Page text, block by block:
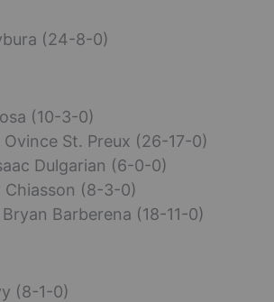
(24-8-0)
(10-3-0)
St. Preux (26-17-0)
Dulgarian (6-0-0)
Chiasson (8-3-0)
Barberena (18-11-0)
(8-1-0)